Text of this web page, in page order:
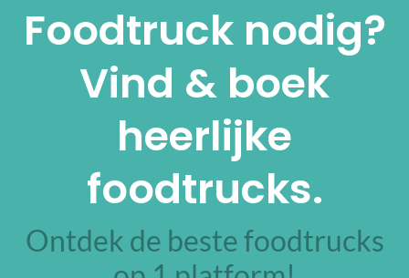
Foodtruck nodig?
Vind & boek
heerlijke
foodtrucks.
Ontdek de beste foodtrucks